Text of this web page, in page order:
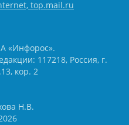
top.mail.ru
«Инфорос».
117218, Россия, г.
кор. 2
Н.В.